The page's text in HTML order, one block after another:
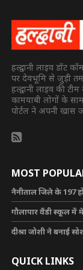
हल्द्वानी लाइव डॉट
पर देवभूमि से जुड़ी
हल्द्वानी लाइव की
कामयाबी लोगों के
पोर्टल ने अपनी खास
MOST
नैनीताल जिले के 197
गौलापार वैंडी स्कूल में
दीश्रा जोशी ने बनाई
QUICK LINKS